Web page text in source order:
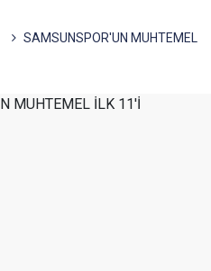
SAMSUNSPOR'UN MUHTEMEL